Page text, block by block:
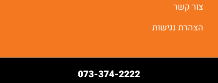
צור קשר
הצהרת נגישות
073-374-2222